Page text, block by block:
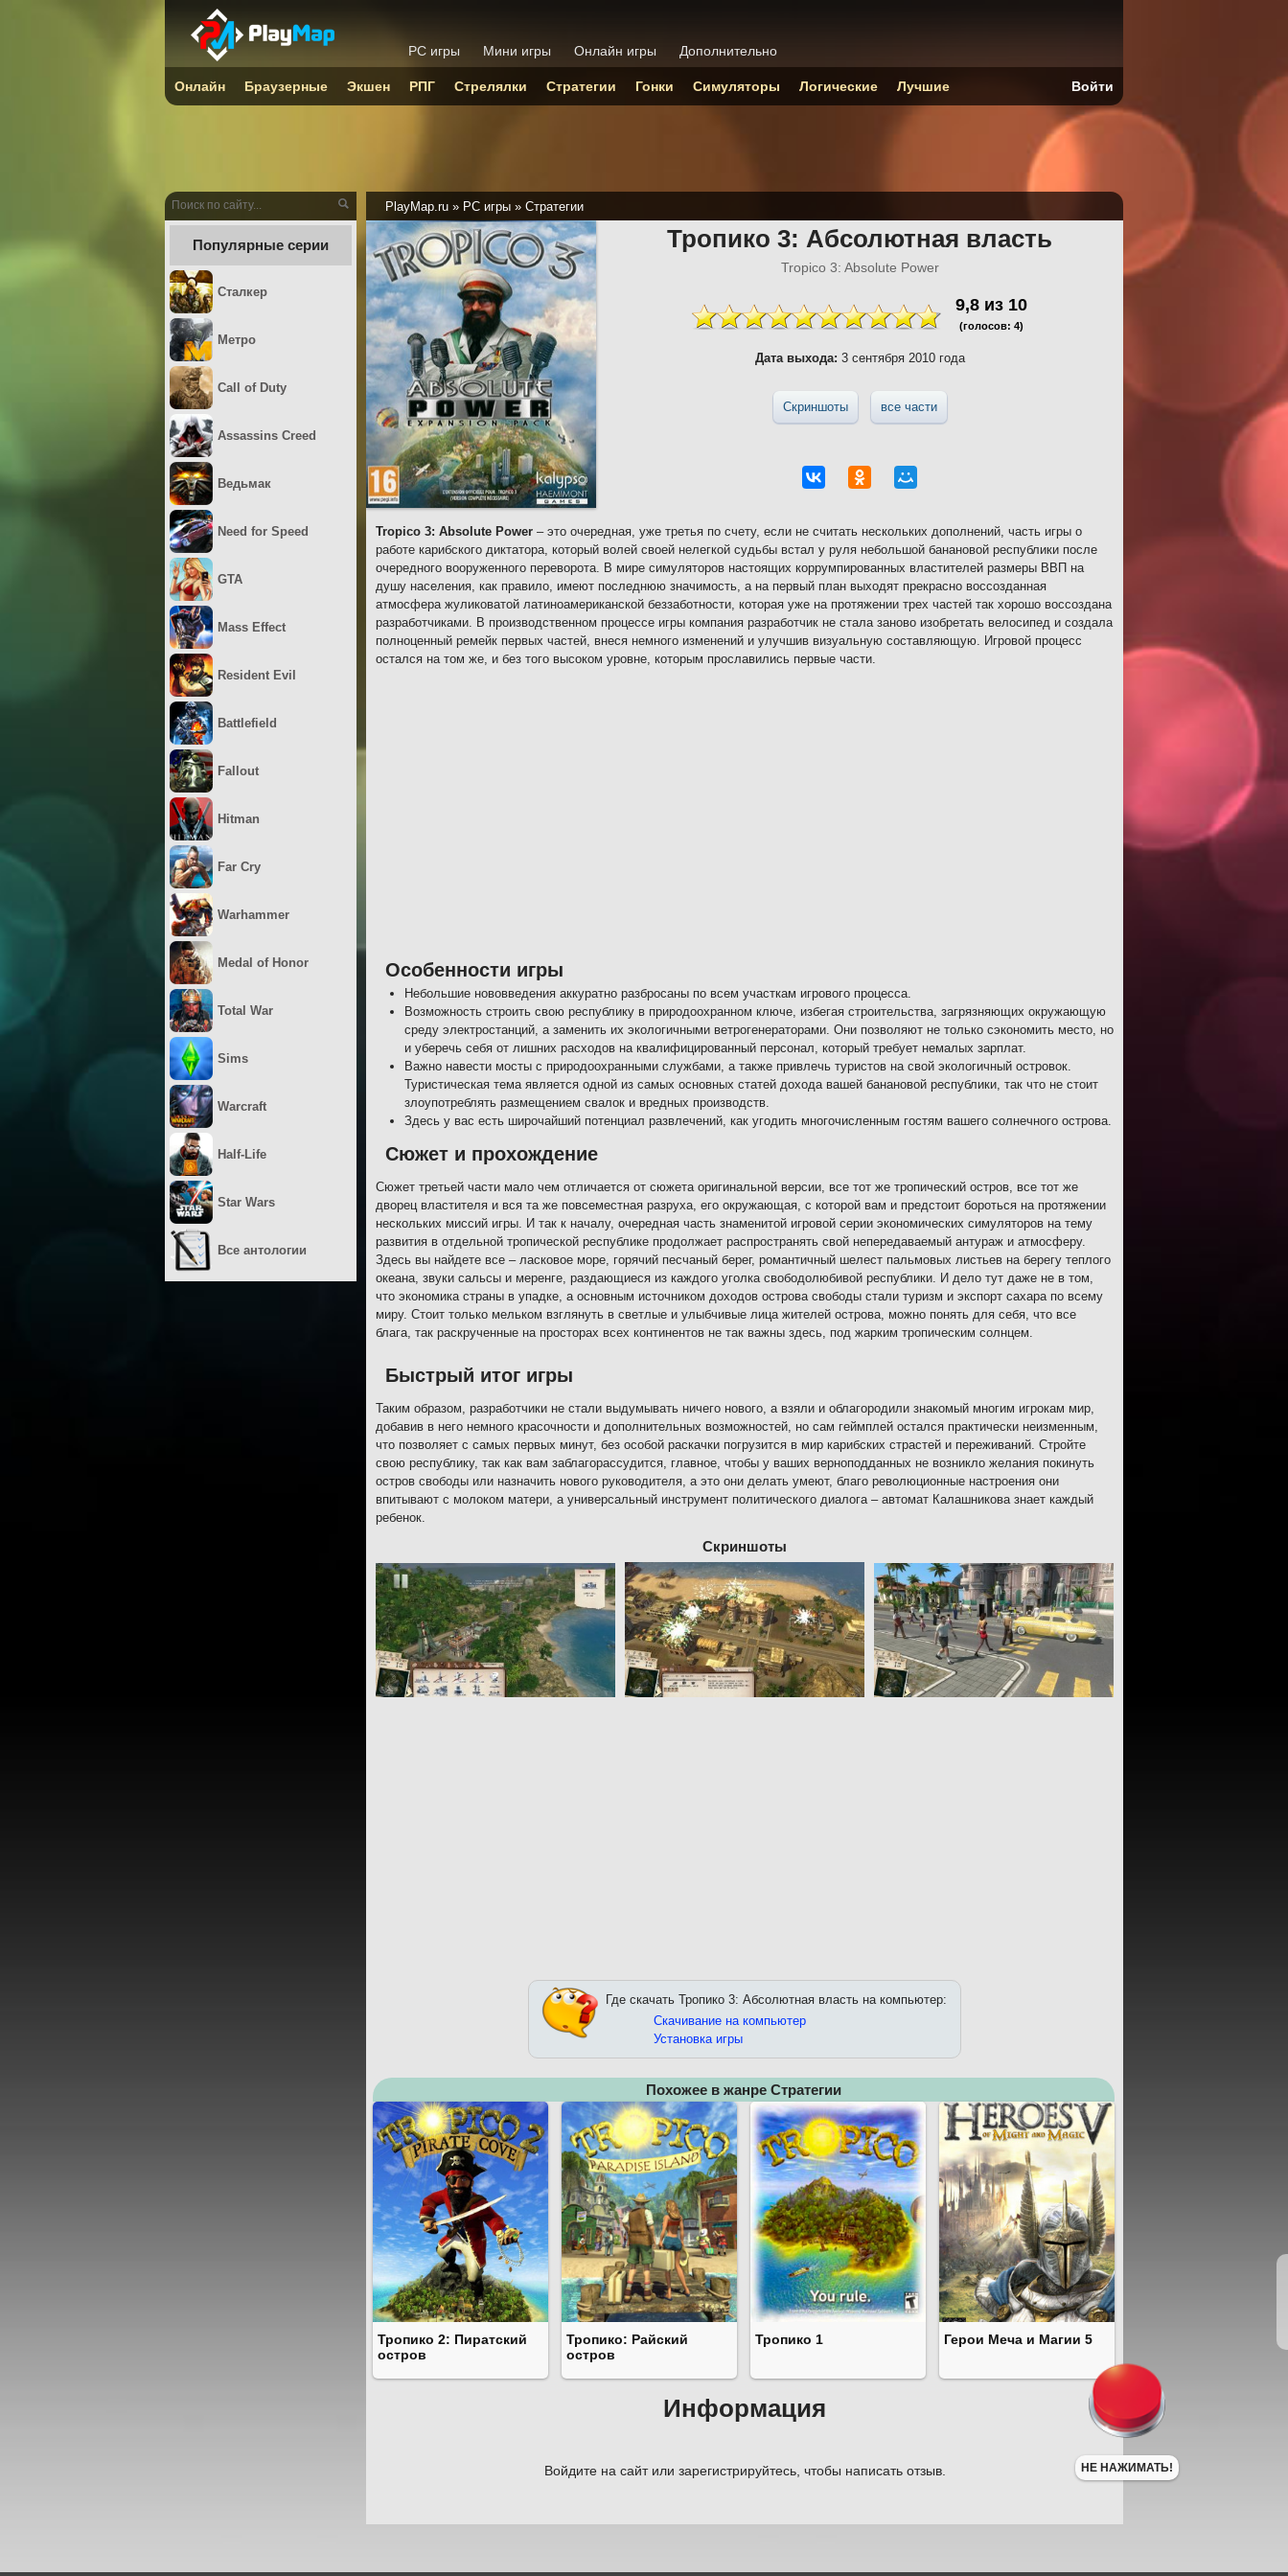
PlayMap.ru » PC игры » Стратегии
Тропико 3: Абсолютная власть
Tropico 3: Absolute Power
9,8 из 10
(голосов: 4)
Дата выхода: 3 сентября 2010 года
Скриншоты все части
Tropico 3: Absolute Power – это очередная, уже третья по счету, если не считать нескольких дополнений, часть игры о
работе карибского диктатора, который волей своей нелегкой судьбы встал у руля небольшой банановой республики после
очередного вооруженного переворота. В мире симуляторов настоящих коррумпированных властителей размеры ВВП на
душу населения, как правило, имеют последнюю значимость, а на первый план выходят прекрасно воссозданная
атмосфера жуликоватой латиноамериканской беззаботности, которая уже на протяжении трех частей так хорошо воссоздана
разработчиками. В производственном процессе игры компания разработчик не стала заново изобретать велосипед и создала
полноценный ремейк первых частей, внеся немного изменений и улучшив визуальную составляющую. Игровой процесс
остался на том же, и без того высоком уровне, которым прославились первые части.
Особенности игры
Небольшие нововведения аккуратно разбросаны по всем участкам игрового процесса.
Возможность строить свою республику в природоохранном ключе, избегая строительства, загрязняющих окружающую
среду электростанций, а заменить их экологичными ветрогенераторами. Они позволяют не только сэкономить место, но
и уберечь себя от лишних расходов на квалифицированный персонал, который требует немалых зарплат.
Важно навести мосты с природоохранными службами, а также привлечь туристов на свой экологичный островок.
Туристическая тема является одной из самых основных статей дохода вашей банановой республики, так что не стоит
злоупотреблять размещением свалок и вредных производств.
Здесь у вас есть широчайший потенциал развлечений, как угодить многочисленным гостям вашего солнечного острова.
Сюжет и прохождение
Сюжет третьей части мало чем отличается от сюжета оригинальной версии, все тот же тропический остров, все тот же
дворец властителя и вся та же повсеместная разруха, его окружающая, с которой вам и предстоит бороться на протяжении
нескольких миссий игры. И так к началу, очередная часть знаменитой игровой серии экономических симуляторов на тему
развития в отдельной тропической республике продолжает распространять свой непередаваемый антураж и атмосферу.
Здесь вы найдете все – ласковое море, горячий песчаный берег, романтичный шелест пальмовых листьев на берегу теплого
океана, звуки сальсы и меренге, раздающиеся из каждого уголка свободолюбивой республики. И дело тут даже не в том,
что экономика страны в упадке, а основным источником доходов острова свободы стали туризм и экспорт сахара по всему
миру. Стоит только мельком взглянуть в светлые и улыбчивые лица жителей острова, можно понять для себя, что все
блага, так раскрученные на просторах всех континентов не так важны здесь, под жарким тропическим солнцем.
Быстрый итог игры
Таким образом, разработчики не стали выдумывать ничего нового, а взяли и облагородили знакомый многим игрокам мир,
добавив в него немного красочности и дополнительных возможностей, но сам геймплей остался практически неизменным,
что позволяет с самых первых минут, без особой раскачки погрузится в мир карибских страстей и переживаний. Стройте
свою республику, так как вам заблагорассудится, главное, чтобы у ваших верноподданных не возникло желания покинуть
остров свободы или назначить нового руководителя, а это они делать умеют, благо революционные настроения они
впитывают с молоком матери, а универсальный инструмент политического диалога – автомат Калашникова знает каждый
ребенок.
Скриншоты
Где скачать Тропико 3: Абсолютная власть на компьютер:
Скачивание на компьютер
Установка игры
Похожее в жанре Стратегии
Тропико 2: Пиратский
остров
Тропико: Райский
остров
Тропико 1 Герои Меча и Магии 5
Информация
Войдите на сайт или зарегистрируйтесь, чтобы написать отзыв.
Популярные серии
Сталкер
Метро
Call of Duty
Assassins Creed
Ведьмак
Need for Speed
GTA
Mass Effect
Resident Evil
Battlefield
Fallout
Hitman
Far Cry
Warhammer
Medal of Honor
Total War
Sims
Warcraft
Half-Life
Star Wars
Все антологии
PC игры Мини игры Онлайн игры Дополнительно
Онлайн Браузерные Экшен РПГ Стрелялки Стратегии Гонки Симуляторы Логические Лучшие Войти
НЕ НАЖИМАТЬ!